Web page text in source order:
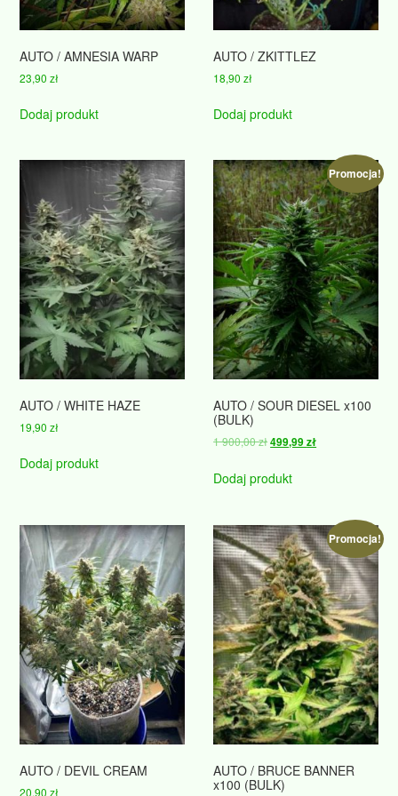
AUTO / AMNESIA WARP
23,90zł
Dodaj produkt
AUTO / ZKITTLEZ
18,90zł
Dodaj produkt
AUTO / WHITE HAZE
19,90zł
Dodaj produkt
Promocja!
AUTO / SOUR DIESEL x100
(BULK)
1 900,00złPierwotna
wynosiła:
499,99złAktualna
Dodaj produkt
AUTO / DEVIL CREAM
20,90zł
Promocja!
AUTO / BRUCE BANNER
x100 (BULK)